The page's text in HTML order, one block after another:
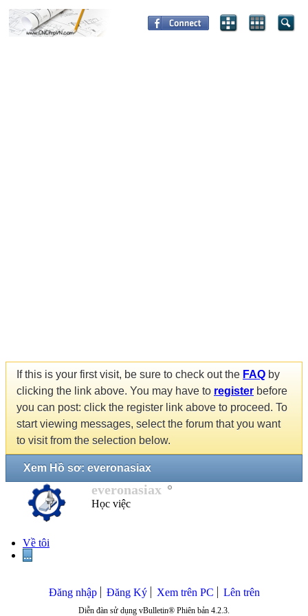
If this is your first visit, be sure to check out the FAQ by
clicking the link above. You may have to register before
you can post: click the register link above to proceed. To
start viewing messages, select the forum that you want
to visit from the selection below.
Xem Hồ sơ: everonasiax
everonasiax
Học việc
Về tôi
...
Đăng nhập Đăng Ký Xem trên PC Lên trên
Diễn đàn sử dụng vBulletin® Phiên bản 4.2.3.